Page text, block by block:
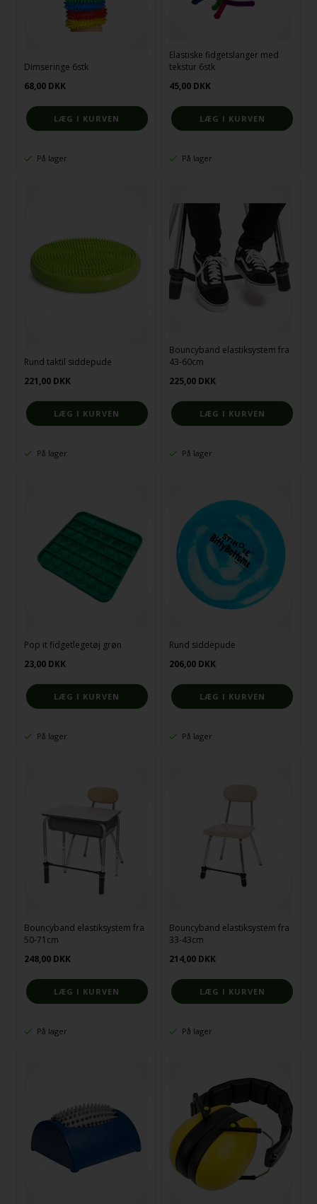
Dimseringe 6stk
68,00 DKK
På lager
Elastiske fidgetslanger med
tekstur 6stk
45,00 DKK
På lager
Rund taktil siddepude
221,00 DKK
På lager
Bouncyband elastiksystem fra
43-60cm
225,00 DKK
På lager
Pop it fidgetlegetøj grøn
23,00 DKK
På lager
Rund siddepude
206,00 DKK
På lager
Bouncyband elastiksystem fra
50-71cm
248,00 DKK
På lager
Bouncyband elastiksystem fra
33-43cm
214,00 DKK
På lager